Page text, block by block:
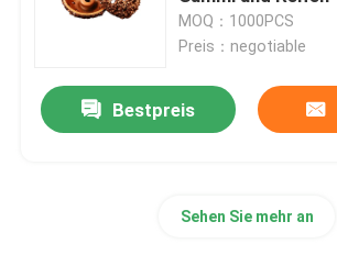
MOQ：1000PCS
Preis：negotiable
Bestpreis
Sehen Sie mehr an